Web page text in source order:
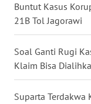
Buntut Kasus
21B Tol Jagorawi
Soal Ganti Rugi
Klaim Bisa
Suparta
JATIM
BALI
WN
KALBAR